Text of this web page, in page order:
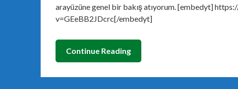
arayüzüne genel bir bakış atıyorum. [embedyt]
v=GEeBB2JDcrc[/embedyt]
Continue Reading